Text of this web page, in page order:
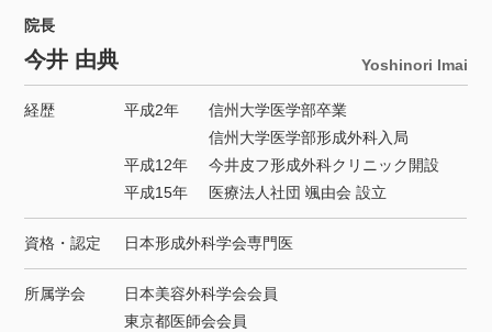
院長
今井 由典 Yoshinori Imai
経歴 平成2年
信州大学医学部卒業
信州大学医学部形成外科入局
平成12年
今井皮フ形成外科クリニック開設
平成15年
医療法人社団 颯由会 設立
資格・認定 日本形成外科学会専門医
所属学会
日本美容外科学会会員
東京都医師会会員